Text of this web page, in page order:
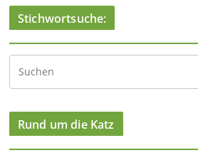
Stichwortsuche:
Rund um die Katz